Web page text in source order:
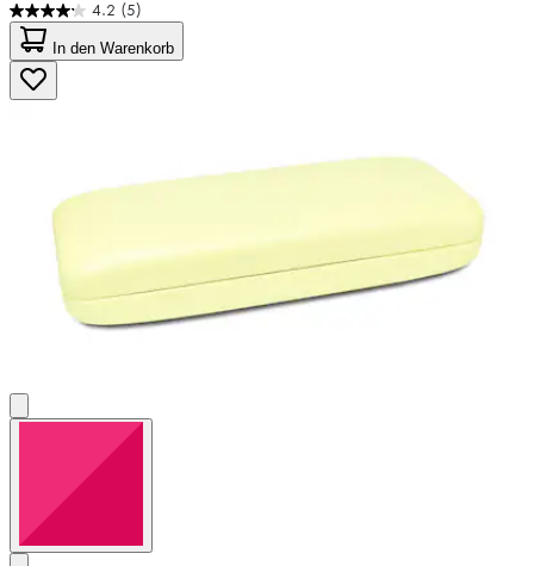
4.2 (5)
4.2
von
5
Sternen.
5
In den Warenkorb